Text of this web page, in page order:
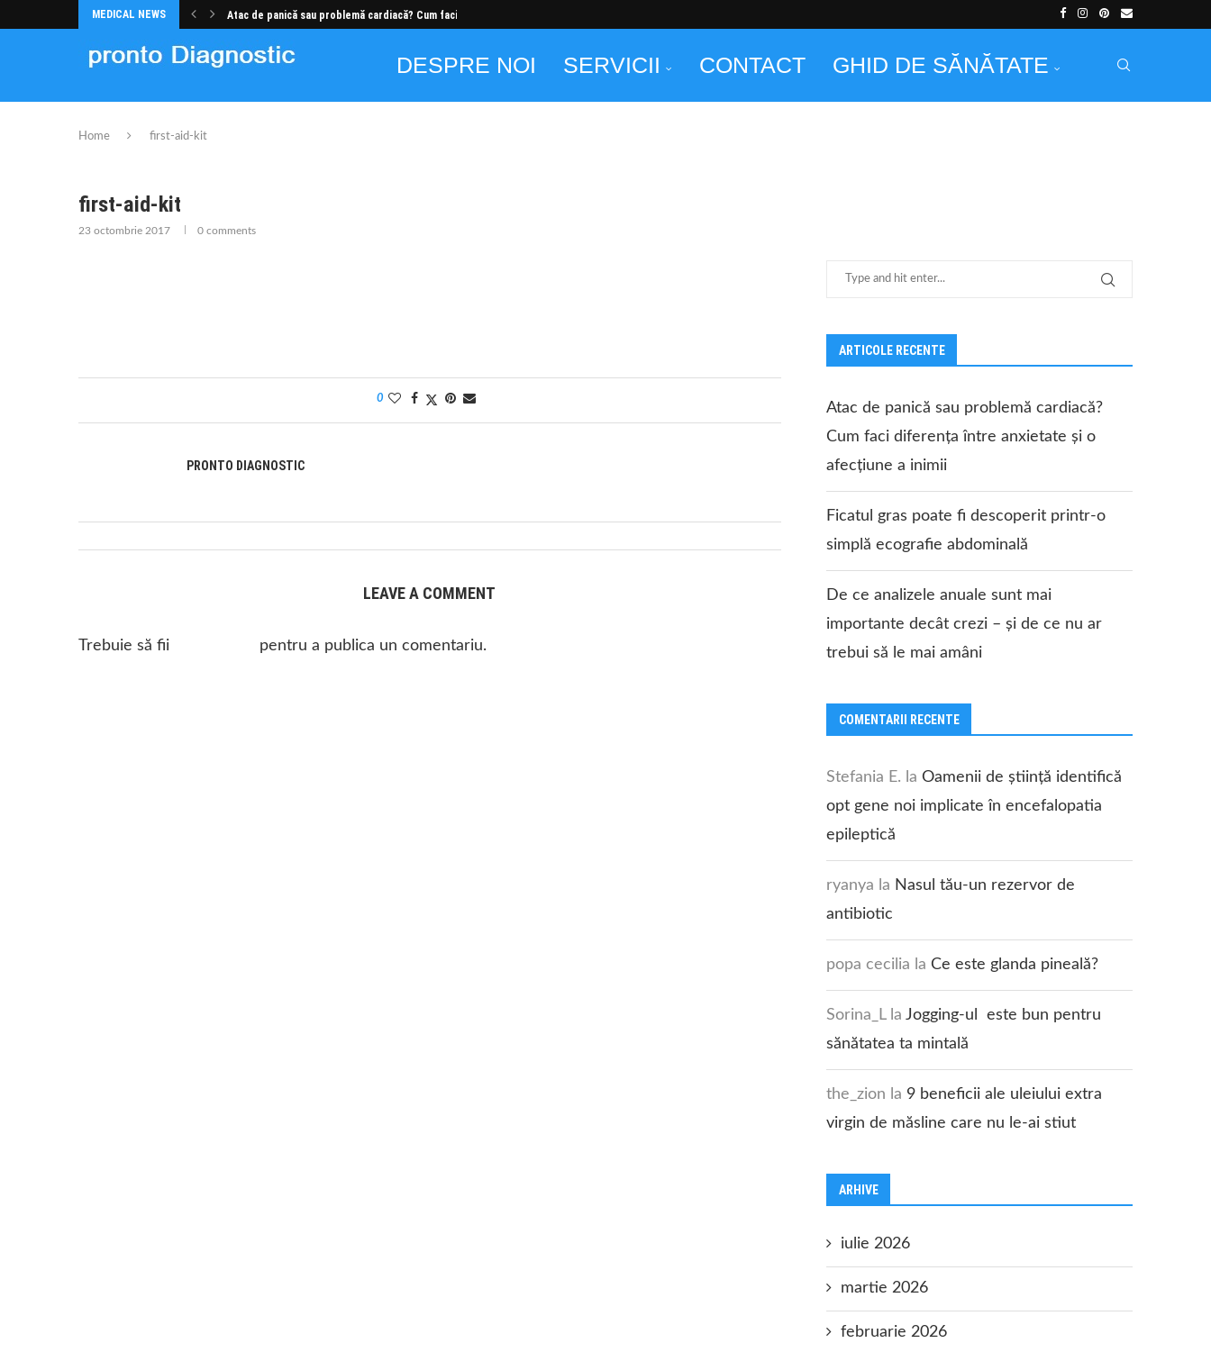
MEDICAL NEWS Atac de panică sau problemă cardiacă? Cum faci...
DESPRE NOI SERVICII CONTACT GHID DE SĂNĂTATE
Home first-aid-kit
first-aid-kit
23 octombrie 2017 0 comments
0
PRONTO DIAGNOSTIC
LEAVE A COMMENT
Trebuie să fii pentru a publica un comentariu.
ARTICOLE RECENTE
Atac de panică sau problemă cardiacă?
Cum faci diferența între anxietate și o
afecțiune a inimii
Ficatul gras poate fi descoperit printr-o
simplă ecografie abdominală
De ce analizele anuale sunt mai
importante decât crezi – și de ce nu ar
trebui să le mai amâni
COMENTARII RECENTE
Stefania E. la Oamenii de știință identifică
opt gene noi implicate în encefalopatia
epileptică
ryanya la Nasul tău-un rezervor de
antibiotic
popa cecilia la Ce este glanda pineală?
Sorina_Lla Jogging-ul este bun pentru
sănătatea ta mintală
the_zion la 9 beneficii ale uleiului extra
virgin de măsline care nu le-ai stiut
ARHIVE
iulie 2026
martie 2026
februarie 2026